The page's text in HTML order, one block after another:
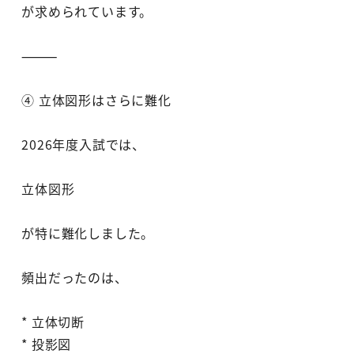
が求められています。
⸻
④ 立体図形はさらに難化
2026年度入試では、
立体図形
が特に難化しました。
頻出だったのは、
* 立体切断
* 投影図